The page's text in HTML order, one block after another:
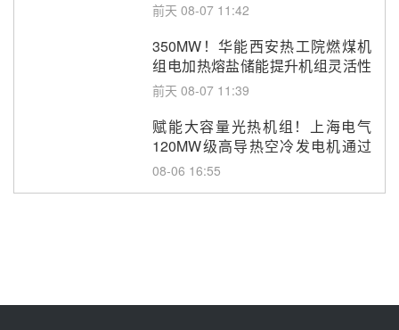
前天 08-07 11:42
350MW！华能西安热工院燃煤机
组电加热熔盐储能提升机组灵活性
改造项目初步设计第三方评审服务
前天 08-07 11:39
赋能大容量光热机组！上海电气
120MW级高导热空冷发电机通过
型式试验
08-06 16:55
100MW光工程性能试验采购